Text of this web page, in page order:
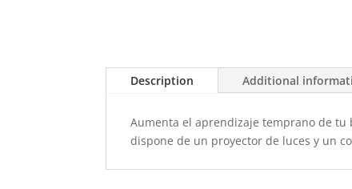
Description Additional
Aumenta el aprendizaje temprano de tu
dispone de un proyector de luces y un